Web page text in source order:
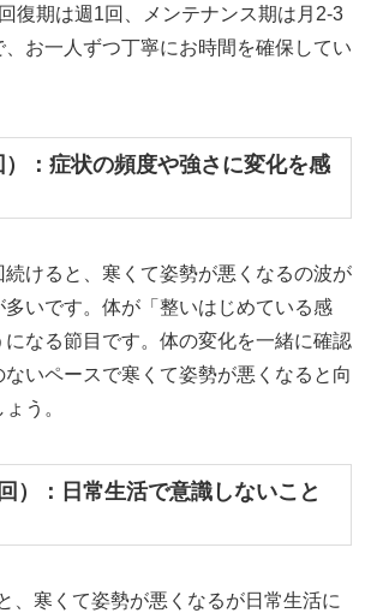
復期は週1回、メンテナンス期は月2-3
、お一人ずつ丁寧にお時間を確保してい
：症状の頻度や強さに変化を感
けると、寒くて姿勢が悪くなるの波が
いです。体が「整いはじめている感
なる節目です。体の変化を一緒に確認
ないペースで寒くて姿勢が悪くなると向
う。
）：日常生活で意識しないこと
、寒くて姿勢が悪くなるが日常生活に